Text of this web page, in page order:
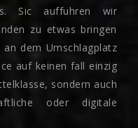
Sic auffuhren wir
zu etwas bringen
dem Umschlagplatz
auf keinen fall einzig
sondern auch
oder digitale